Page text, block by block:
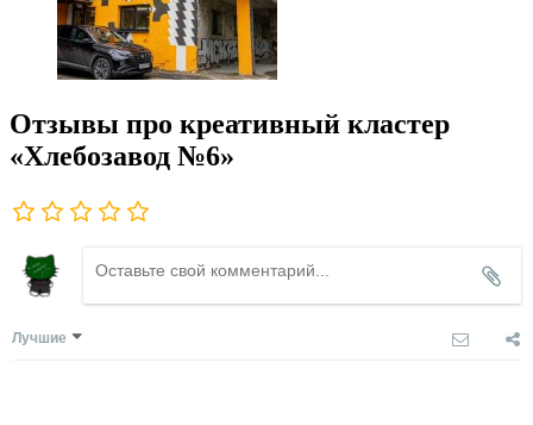
Отзывы про креативный кластер
«Хлебозавод №6»
Лучшие